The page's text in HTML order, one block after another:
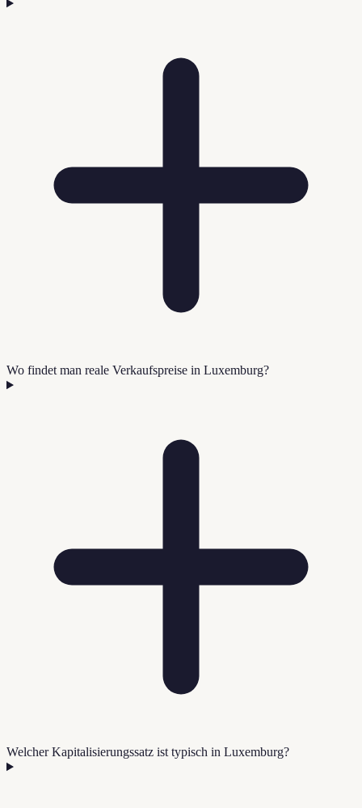
Wo findet man reale Verkaufspreise in Luxemburg?
Welcher Kapitalisierungssatz ist typisch in Luxemburg?